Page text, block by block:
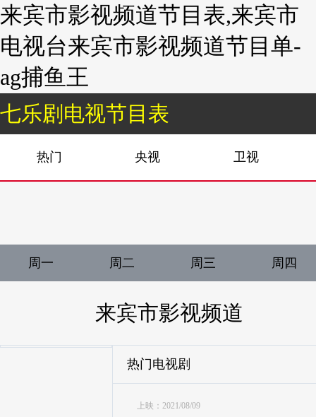
来宾市影视频道节目表,来宾市
电视台来宾市影视频道节目单-
ag捕鱼王
七乐剧电视节目表
热门 央视 卫视
周一 周二 周三 周四
来宾市影视频道
热门电视剧
上映：2021/08/09